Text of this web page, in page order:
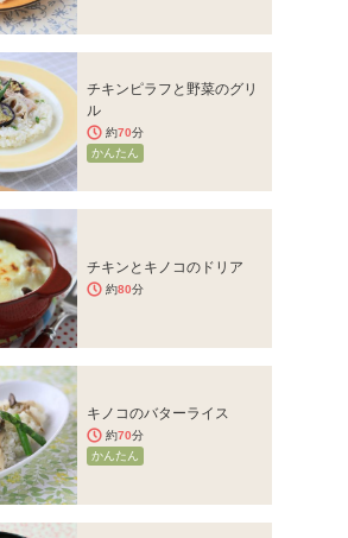
チキンピラフと野菜のグリ
ル
約70分
かんたん
チキンとキノコのドリア
約80分
キノコのバターライス
約70分
かんたん